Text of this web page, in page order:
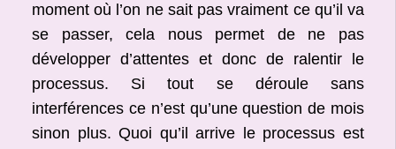
moment où l’on ne sait pas vraiment ce qu’il va
se passer, cela nous permet de ne pas
développer d’attentes et donc de ralentir le
processus. Si tout se déroule sans
interférences ce n’est qu’une question de mois
sinon plus. Quoi qu’il arrive le processus est